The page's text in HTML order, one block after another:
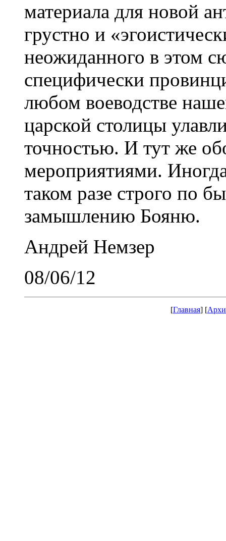
материала для новой
грустно и
неожиданного в этом
специфически
любом воеводстве
царской столицы
точностью. И тут же
мероприятиями.
таком разе строго по
замышлению Бояню.
Андрей Немзер
08/06/12
[Главная] [